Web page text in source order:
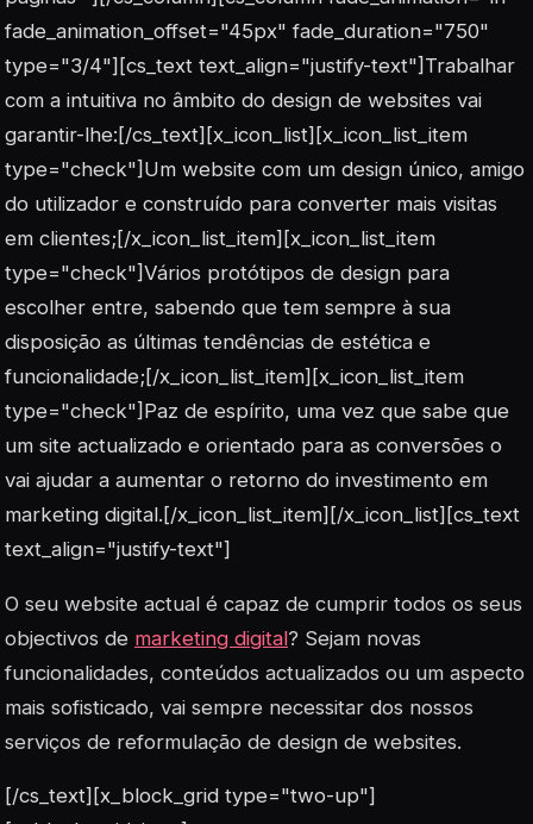
fade_animation_offset="45px" fade_duration="750"
type="3/4"][cs_text text_align="justify-text"]Trabalhar
com a intuitiva no âmbito do design de websites vai
garantir-lhe:[/cs_text][x_icon_list][x_icon_list_item
type="check"]Um website com um design único, amigo
do utilizador e construído para converter mais visitas
em clientes;[/x_icon_list_item][x_icon_list_item
type="check"]Vários protótipos de design para
escolher entre, sabendo que tem sempre à sua
disposição as últimas tendências de estética e
funcionalidade;[/x_icon_list_item][x_icon_list_item
type="check"]Paz de espírito, uma vez que sabe que
um site actualizado e orientado para as conversões o
vai ajudar a aumentar o retorno do investimento em
marketing digital.[/x_icon_list_item][/x_icon_list][cs_text
text_align="justify-text"]
O seu website actual é capaz de cumprir todos os seus
objectivos de marketing digital? Sejam novas
funcionalidades, conteúdos actualizados ou um aspecto
mais sofisticado, vai sempre necessitar dos nossos
serviços de reformulação de design de websites.
[/cs_text][x_block_grid type="two-up"]